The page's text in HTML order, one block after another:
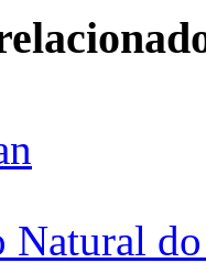
Natural